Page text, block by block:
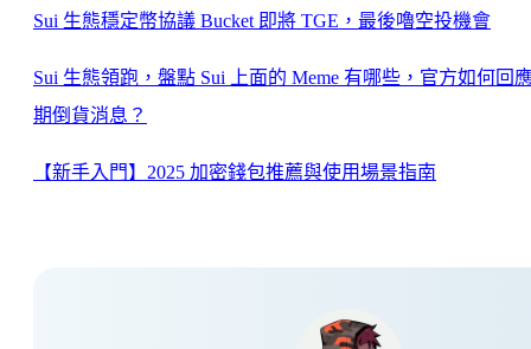
Sui 生態穩定幣協議 Bucket 即將 TGE，最後嚕空投機會
Sui 生態領跑，盤點 Sui 上面的 Meme 有哪些，官方如何回
期倒貨消息？
【新手入門】2025 加密錢包推薦與使用場景指南